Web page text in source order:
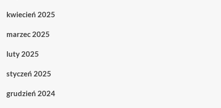
kwiecień 2025
marzec 2025
luty 2025
styczeń 2025
grudzień 2024